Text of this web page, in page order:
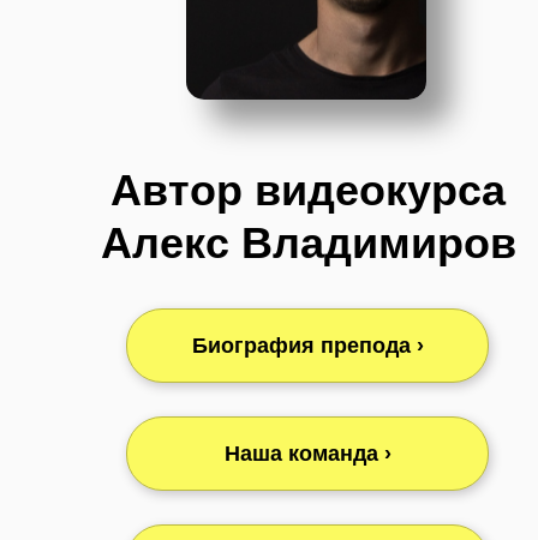
Наша команда ›
Биография препода ›
Автор видеокурса
Алекс Владимиров